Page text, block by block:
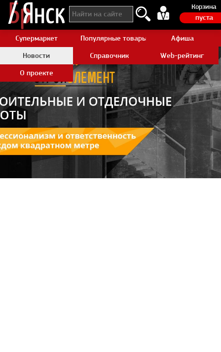
Корзина
пуста
Супермаркет Популярные товары AliexpressАфиша
Новости
Справочник
Web-рейтинг
О проекте